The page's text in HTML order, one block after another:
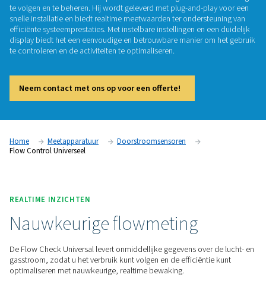
Flow Control
Universeel
De Flow Check Universal helpt u om de lucht- en
efficiënte systeemprestaties. Met instelbare instellingen en
display biedt het een eenvoudige en betrouwbare manier
Neem contact met ons op voor een offerte!